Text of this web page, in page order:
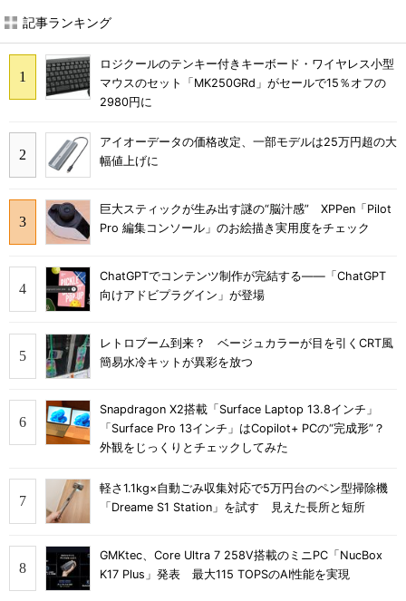
記事ランキング
ロジクールのテンキー付きキーボード・ワイヤレス小型
マウスのセット「MK250GRd」がセールで15％オフの
2980円に
アイオーデータの価格改定、一部モデルは25万円超の大
幅値上げに
巨大スティックが生み出す謎の“脳汁感” XPPen「Pilot
Pro 編集コンソール」のお絵描き実用度をチェック
ChatGPTでコンテンツ制作が完結する――「ChatGPT
向けアドビプラグイン」が登場
レトロブーム到来？ ベージュカラーが目を引くCRT風
簡易水冷キットが異彩を放つ
Snapdragon X2搭載「Surface Laptop 13.8インチ」
「Surface Pro 13インチ」はCopilot+ PCの“完成形”？
外観をじっくりとチェックしてみた
軽さ1.1kg×自動ごみ収集対応で5万円台のペン型掃除機
「Dreame S1 Station」を試す 見えた長所と短所
GMKtec、Core Ultra 7 258V搭載のミニPC「NucBox
K17 Plus」発表 最大115 TOPSのAI性能を実現